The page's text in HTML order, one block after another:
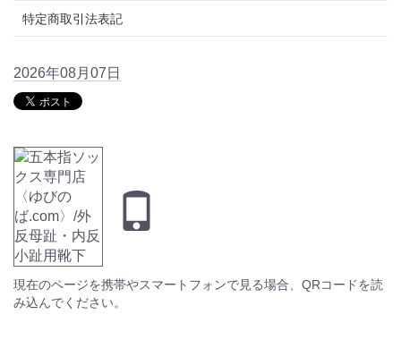
特定商取引法表記
2026年08月07日
現在のページを携帯やスマートフォンで見る場合、QRコードを読
み込んでください。